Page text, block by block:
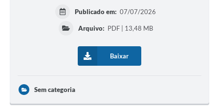
Publicado em: 07/07/2026
Arquivo: PDF | 13,48 MB
Baixar
Sem categoria